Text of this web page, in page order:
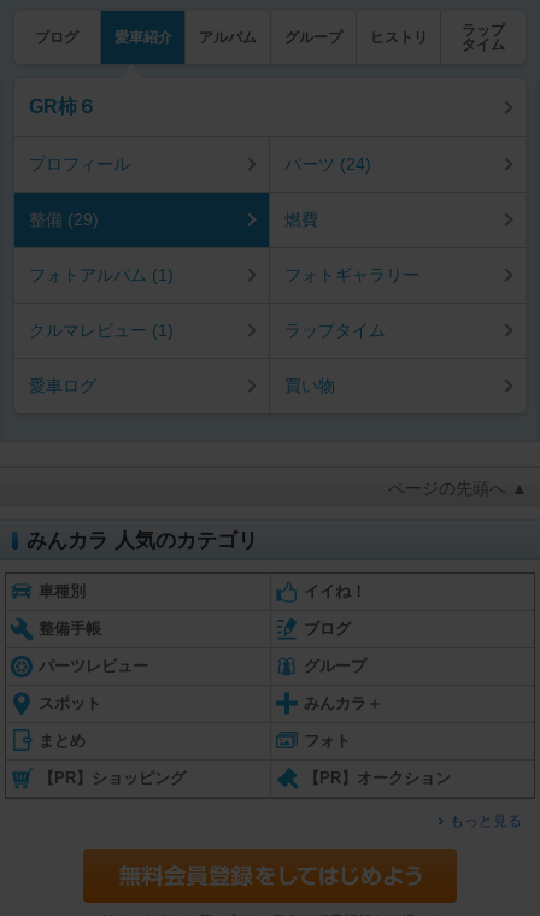
ブログ 愛車紹介 アルバム グループ ヒストリ
ラップ
タイム
GR柿６
プロフィール パーツ (24)
整備 (29) 燃費
フォトアルバム (1) フォトギャラリー
クルマレビュー (1) ラップタイム
愛車ログ 買い物
ページの先頭へ ▲
みんカラ 人気のカテゴリ
車種別 イイね！
整備手帳 ブログ
パーツレビュー グループ
スポット みんカラ＋
まとめ フォト
【PR】ショッピング 【PR】オークション
もっと見る